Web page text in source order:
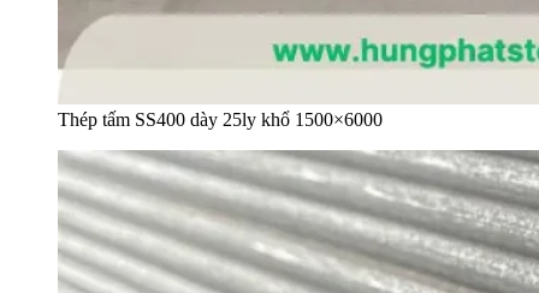
Thép tấm SS400 dày 25ly khổ 1500×6000